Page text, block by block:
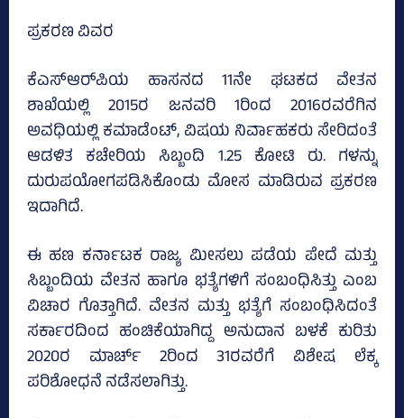
ಪ್ರಕರಣ ವಿವರ
ಕೆಎಸ್‌ಆರ್‌ಪಿಯ ಹಾಸನದ 11ನೇ ಘಟಕದ ವೇತನ
ಶಾಖೆಯಲ್ಲಿ 2015ರ ಜನವರಿ 1ರಿಂದ 2016ರವರೆಗಿನ
ಅವಧಿಯಲ್ಲಿ ಕಮಾಡೆಂಟ್‌, ವಿಷಯ ನಿರ್ವಾಹಕರು ಸೇರಿದಂತೆ
ಆಡಳಿತ ಕಚೇರಿಯ ಸಿಬ್ಬಂದಿ 1.25 ಕೋಟಿ ರು. ಗಳನ್ನು
ದುರುಪಯೋಗಪಡಿಸಿಕೊಂಡು ಮೋಸ ಮಾಡಿರುವ ಪ್ರಕರಣ
ಇದಾಗಿದೆ.
ಈ ಹಣ ಕರ್ನಾಟಕ ರಾಜ್ಯ ಮೀಸಲು ಪಡೆಯ ಪೇದೆ ಮತ್ತು
ಸಿಬ್ಬಂದಿಯ ವೇತನ ಹಾಗೂ ಭತ್ಯೆಗಳಿಗೆ ಸಂಬಂಧಿಸಿತ್ತು ಎಂಬ
ವಿಚಾರ ಗೊತ್ತಾಗಿದೆ. ವೇತನ ಮತ್ತು ಭತ್ಯೆಗೆ ಸಂಬಂಧಿಸಿದಂತೆ
ಸರ್ಕಾರದಿಂದ ಹಂಚಿಕೆಯಾಗಿದ್ದ ಅನುದಾನ ಬಳಕೆ ಕುರಿತು
2020ರ ಮಾರ್ಚ್‌ 2ರಿಂದ 31ರವರೆಗೆ ವಿಶೇಷ ಲೆಕ್ಕ
ಪರಿಶೋಧನೆ ನಡೆಸಲಾಗಿತ್ತು.